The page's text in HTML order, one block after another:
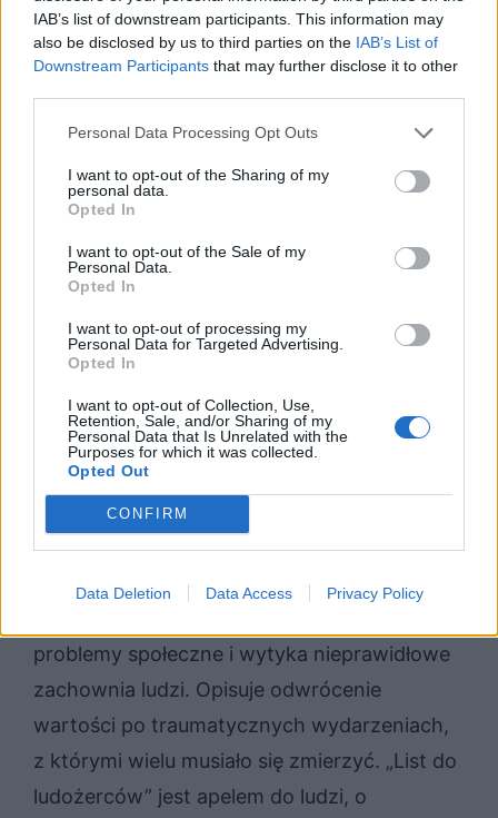
IAB’s list of downstream participants. This information may
also be disclosed by us to third parties on the IAB’s List of
Downstream Participants that may further disclose it to other
Personal Data Processing Opt Outs
I want to opt-out of the Sharing of my
personal data.
Opted In
I want to opt-out of the Sale of my
Personal Data.
Opted In
I want to opt-out of processing my
Personal Data for Targeted Advertising.
Opted In
I want to opt-out of Collection, Use,
Retention, Sale, and/or Sharing of my
Personal Data that Is Unrelated with the
Purposes for which it was collected.
Opted Out
CONFIRM
Data Deletion Data Access Privacy Policy
utworu, tzn. lat 50tych, po zakończeniu II
wojny światowej, możemy stwierdzić że
tytułowi ludożercy to obywatele, którzy
przeżyli czas wojny. Rzeczywistość, w której
musieli przeżyć zmieniła ich i podejście do
świata. Nauczyli się walczyć o przetrwanie i
troszczyć się tylko o siebie. Są egoistami,
ponieważ wojna pozbawiła ich wielu ludzkich
zachowań, a utrwaliła niektóre najgorsze i
prymitywne. Można powiedzieć, że za
wiersza, który przeżył wojnę i stara się
odnaleźć w tej rzeczywistości.
Podsumowanie
Tadeusz Różewicz w swojej twórczości,
problemy społeczne i wytyka nieprawidłowe
zachownia ludzi. Opisuje odwrócenie
wartości po traumatycznych wydarzeniach,
z którymi wielu musiało się zmierzyć. „List do
ludożerców” jest apelem do ludzi, o